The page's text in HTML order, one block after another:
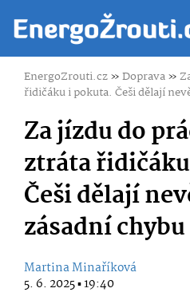
EnergoZrouti.cz»Doprava»
řidičáku i pokuta. Češi dělají
Za jízdu do
ztráta
Češi dělají
zásadní chybu
Martina Minaříková
5. 6. 2025 ▪ 19:40